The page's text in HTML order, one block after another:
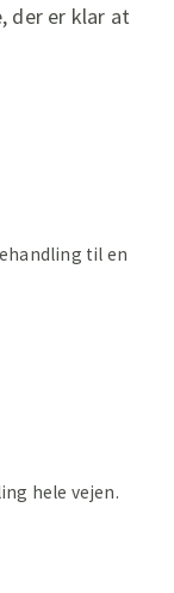
der er klar at
til en
hele vejen.